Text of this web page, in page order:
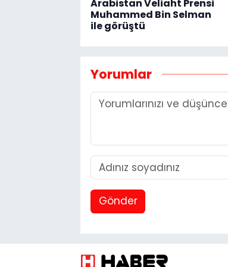
Arabistan Veliaht Prensi
Muhammed Bin Selman
ile görüştü
Yorumlar
Gönder